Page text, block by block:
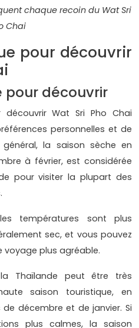
chaque recoin du Wat Sri
Chai
pour découvrir
pour découvrir
Wat Sri Pho Chai
personnelles et de
la saison sèche en
à février, est considérée
pour visiter la plupart des
températures sont plus
sec, et vous pouvez
voyage plus agréable.
Thaïlande peut être très
saison touristique, en
décembre et de janvier. Si
plus calmes, la saison